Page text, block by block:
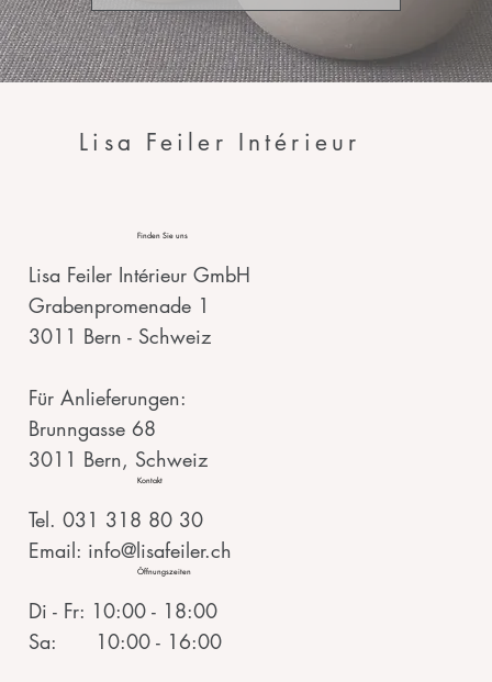
Lisa Feiler Intérieur
Finden Sie uns
Lisa Feiler Intérieur GmbH
Grabenpromenade 1
3011 Bern - Schweiz
Für Anlieferungen:
Brunngasse 68
3011 Bern, Schweiz
Kontakt
Tel. 031 318 80 30
Email: info@lisafeiler.ch
Öffnungszeiten
Di - Fr: 10:00 - 18:00
Sa: 10:00 - 16:00